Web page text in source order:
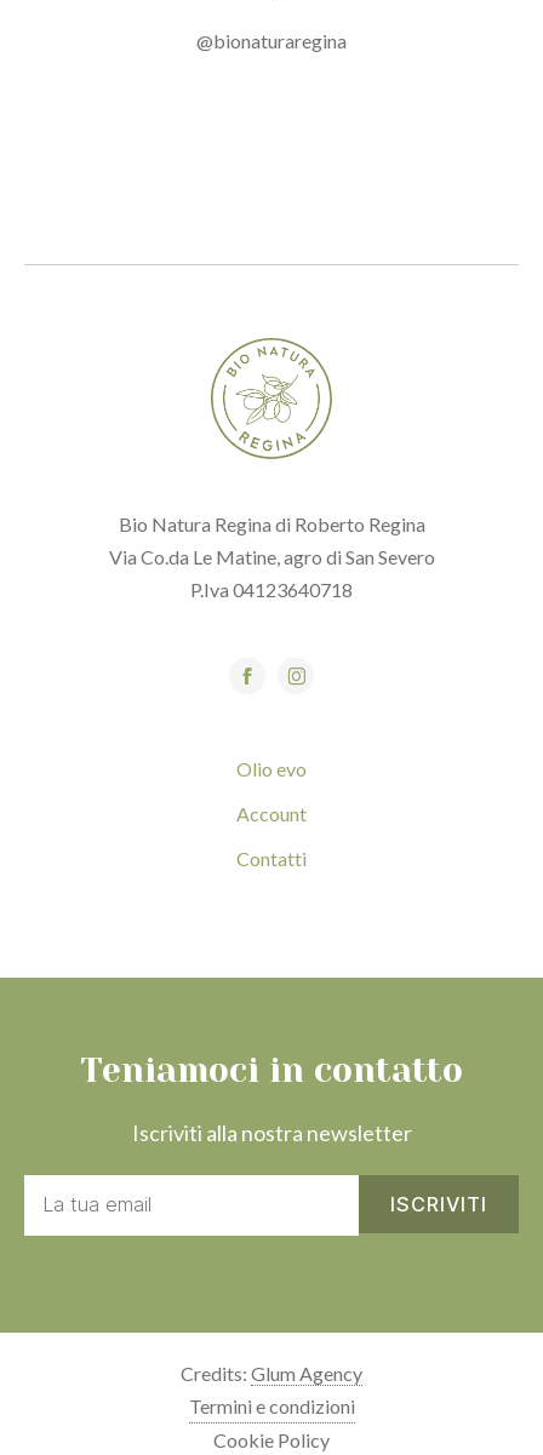
@bionaturaregina
Bio Natura Regina di Roberto Regina
Via Co.da Le Matine, agro di San Severo
P.Iva 04123640718
Olio evo
Account
Contatti
Teniamoci in contatto
Iscriviti alla nostra newsletter
Credits: Glum Agency
Termini e condizioni
Cookie Policy